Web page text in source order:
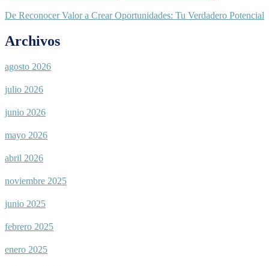
De Reconocer Valor a Crear Oportunidades: Tu Verdadero Potencial
Archivos
agosto 2026
julio 2026
junio 2026
mayo 2026
abril 2026
noviembre 2025
junio 2025
febrero 2025
enero 2025